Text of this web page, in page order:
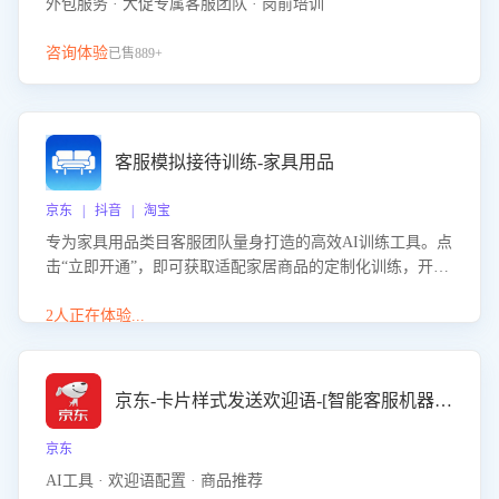
外包服务 · 大促专属客服团队 · 岗前培训
咨询体验已售889+
客服模拟接待训练-家具用品
京东 | 抖音 | 淘宝
专为家具用品类目客服团队量身打造的高效AI训练工具。点
击“立即开通”，即可获取适配家居商品的定制化训练，开启
能、尺寸参数咨询等高频场景下的专业应对能力。
2人正在体验...
京东-卡片样式发送欢迎语-[智能客服机器人]
京东
AI工具 · 欢迎语配置 · 商品推荐